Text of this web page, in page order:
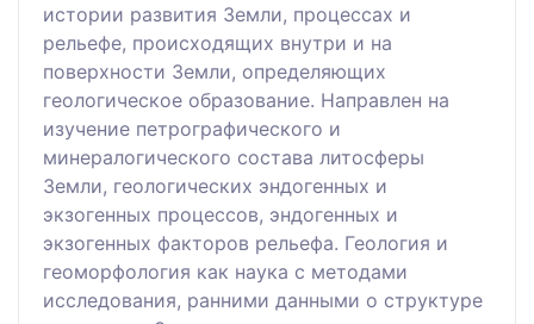
истории развития Земли, процессах и
рельефе, происходящих внутри и на
поверхности Земли, определяющих
геологическое образование. Направлен на
изучение петрографического и
минералогического состава литосферы
Земли, геологических эндогенных и
экзогенных процессов, эндогенных и
экзогенных факторов рельефа. Геология и
геоморфология как наука с методами
исследования, ранними данными о структуре